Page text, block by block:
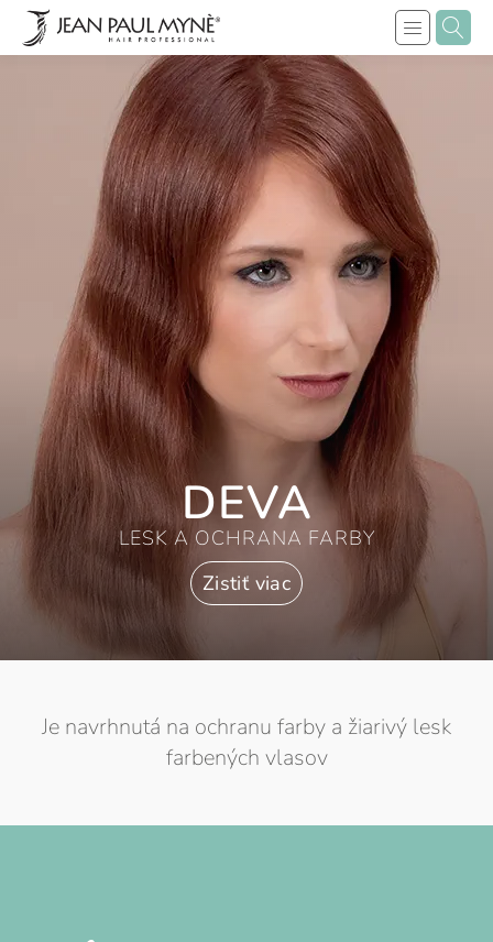
DEVA
LESK A OCHRANA FARBY
Zistiť viac
Je navrhnutá na ochranu farby a žiarivý lesk
farbených vlasov